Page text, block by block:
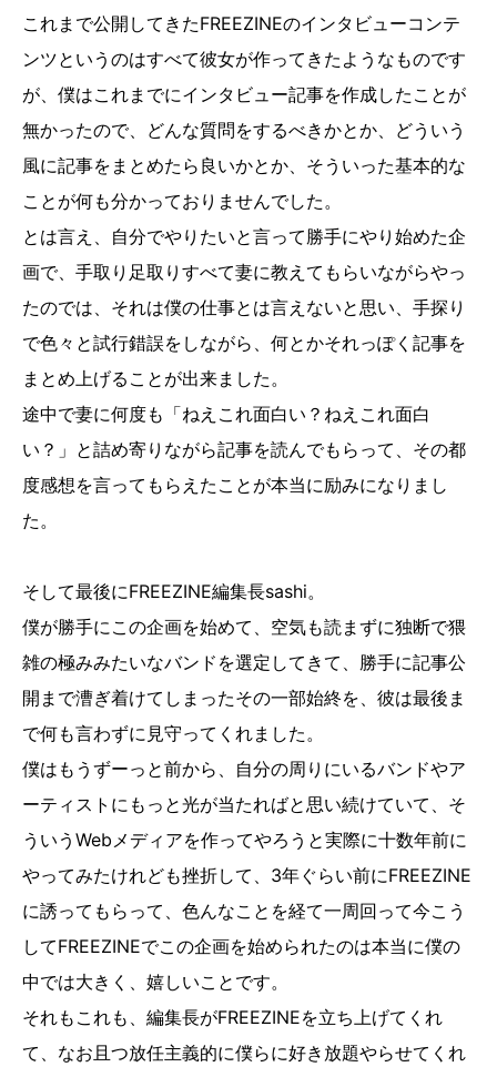
これまで公開してきたFREEZINEのインタビューコンテ
ンツというのはすべて彼女が作ってきたようなものです
が、僕はこれまでにインタビュー記事を作成したことが
無かったので、どんな質問をするべきかとか、どういう
風に記事をまとめたら良いかとか、そういった基本的な
ことが何も分かっておりませんでした。
とは言え、自分でやりたいと言って勝手にやり始めた企
画で、手取り足取りすべて妻に教えてもらいながらやっ
たのでは、それは僕の仕事とは言えないと思い、手探り
で色々と試行錯誤をしながら、何とかそれっぽく記事を
まとめ上げることが出来ました。
途中で妻に何度も「ねえこれ面白い？ねえこれ面白
い？」と詰め寄りながら記事を読んでもらって、その都
度感想を言ってもらえたことが本当に励みになりまし
た。
そして最後にFREEZINE編集長sashi。
僕が勝手にこの企画を始めて、空気も読まずに独断で猥
雑の極みみたいなバンドを選定してきて、勝手に記事公
開まで漕ぎ着けてしまったその一部始終を、彼は最後ま
で何も言わずに見守ってくれました。
僕はもうずーっと前から、自分の周りにいるバンドやア
ーティストにもっと光が当たればと思い続けていて、そ
ういうWebメディアを作ってやろうと実際に十数年前に
やってみたけれども挫折して、3年ぐらい前にFREEZINE
に誘ってもらって、色んなことを経て一周回って今こう
してFREEZINEでこの企画を始められたのは本当に僕の
中では大きく、嬉しいことです。
それもこれも、編集長がFREEZINEを立ち上げてくれ
て、なお且つ放任主義的に僕らに好き放題やらせてくれ